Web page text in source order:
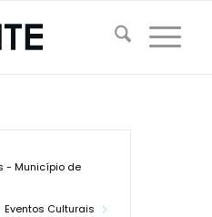
- Município de
Eventos Culturais